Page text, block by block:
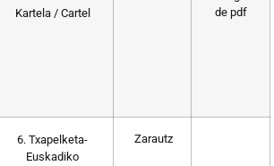
Kartela / Cartel
6. Txapelketa-
Euskadiko
Zarautz